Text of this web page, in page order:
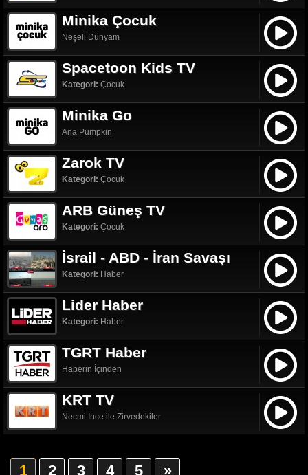
Minika Çocuk
Neşeli Dünyam
Spacetoon Kids TV
Kategori: Çocuk
Minika Go
Ana Pumpkin
Zarok TV
Kategori: Çocuk
ARB Güneş TV
Kategori: Çocuk
İsrail - ABD - İran Savaşı
Kategori: Haber
Lider Haber
Kategori: Haber
TGRT Haber
Haberin İçinden
KRT TV
Necmi İnce ile Zirvedekiler
1 2 3 4 5 »